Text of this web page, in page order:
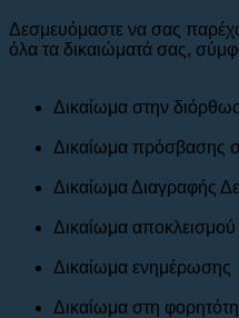
Δεσμευόμαστε να σας
όλα τα δικαιώματά σας,
Δικαίωμα στην
Δικαίωμα πρόσβασης
Δικαίωμα Διαγραφής
Δικαίωμα αποκλεισμού
Δικαίωμα ενημέρωσης
Δικαίωμα στη